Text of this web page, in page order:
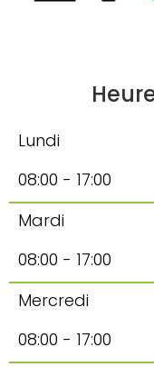
Lundi
08:00 - 17:00
Mardi
08:00 - 17:00
Mercredi
08:00 - 17:00